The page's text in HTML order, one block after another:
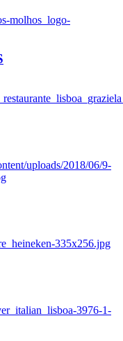
molhos_logo-
uploads/2018/06/9-
335x256.jpg
3976-1-